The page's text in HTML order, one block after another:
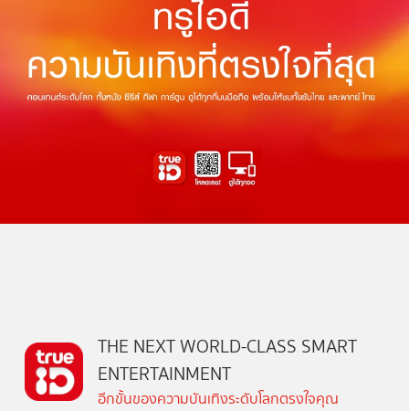
THE NEXT WORLD-CLASS SMART
ENTERTAINMENT
อีกขั้นของความบันเทิงระดับโลกตรงใจคุณ